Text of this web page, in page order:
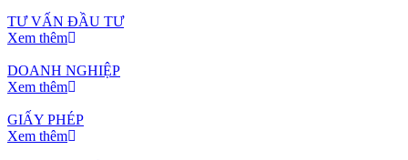
TƯ VẤN ĐẦU TƯ
Xem thêm
DOANH NGHIỆP
Xem thêm
GIẤY PHÉP
Xem thêm